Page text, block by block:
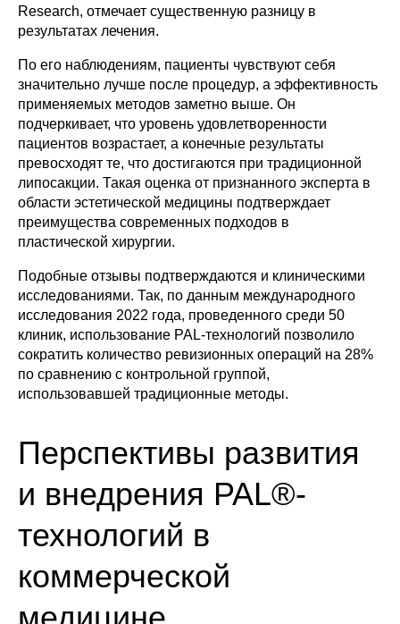
Research, отмечает существенную разницу в
результатах лечения.
По его наблюдениям, пациенты чувствуют себя
значительно лучше после процедур, а эффективность
применяемых методов заметно выше. Он
подчеркивает, что уровень удовлетворенности
пациентов возрастает, а конечные результаты
превосходят те, что достигаются при традиционной
липосакции. Такая оценка от признанного эксперта в
области эстетической медицины подтверждает
преимущества современных подходов в
пластической хирургии.
Подобные отзывы подтверждаются и клиническими
исследованиями. Так, по данным международного
исследования 2022 года, проведенного среди 50
клиник, использование PAL-технологий позволило
сократить количество ревизионных операций на 28%
по сравнению с контрольной группой,
использовавшей традиционные методы.
Перспективы развития
и внедрения PAL®-
технологий в
коммерческой
Телефон
Отправить